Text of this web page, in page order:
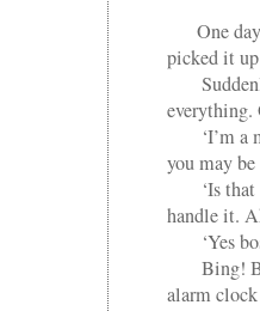
One day,
picked it
everything.
‘I’m a
you may
‘Is that
handle it.
‘Yes
Bing!
alarm